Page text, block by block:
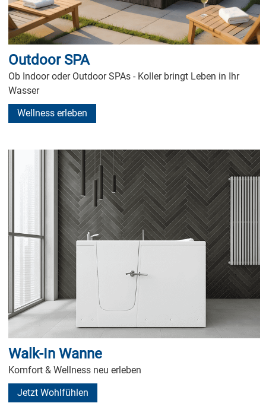
Outdoor SPA
Ob Indoor oder Outdoor SPAs - Koller bringt Leben in Ihr
Wasser
Wellness erleben
Walk-In Wanne
Komfort & Wellness neu erleben
Jetzt Wohlfühlen